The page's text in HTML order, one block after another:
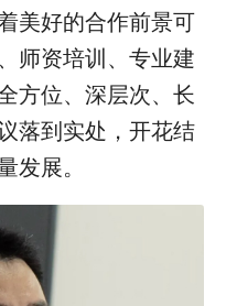
美好的合作前景可
师资培训、专业建
方位、深层次、长
落到实处，开花结
发展。